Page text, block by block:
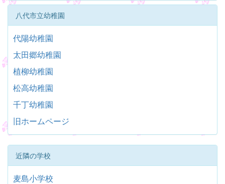
八代市立幼稚園
代陽幼稚園
太田郷幼稚園
植柳幼稚園
松高幼稚園
千丁幼稚園
旧ホームページ
近隣の学校
麦島小学校